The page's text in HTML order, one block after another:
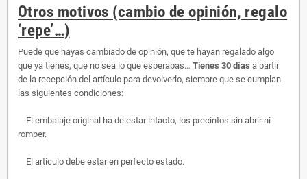
Otros motivos (cambio de opinión, regalo
‘repe’…)
Puede que hayas cambiado de opinión, que te hayan regalado algo
que ya tienes, que no sea lo que esperabas… Tienes 30 días a partir
de la recepción del artículo para devolverlo, siempre que se cumplan
las siguientes condiciones:
El embalaje original ha de estar intacto, los precintos sin abrir ni
romper.
El artículo debe estar en perfecto estado.